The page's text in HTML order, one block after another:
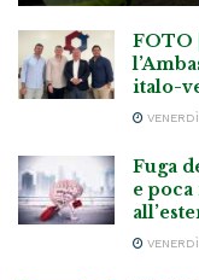
FOTO
italo-
Fuga
e